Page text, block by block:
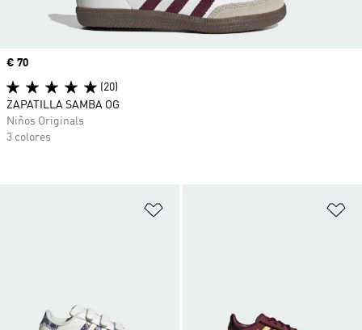
Precio
€ 70
(20)
ZAPATILLA SAMBA OG
Niños Originals
3 colores